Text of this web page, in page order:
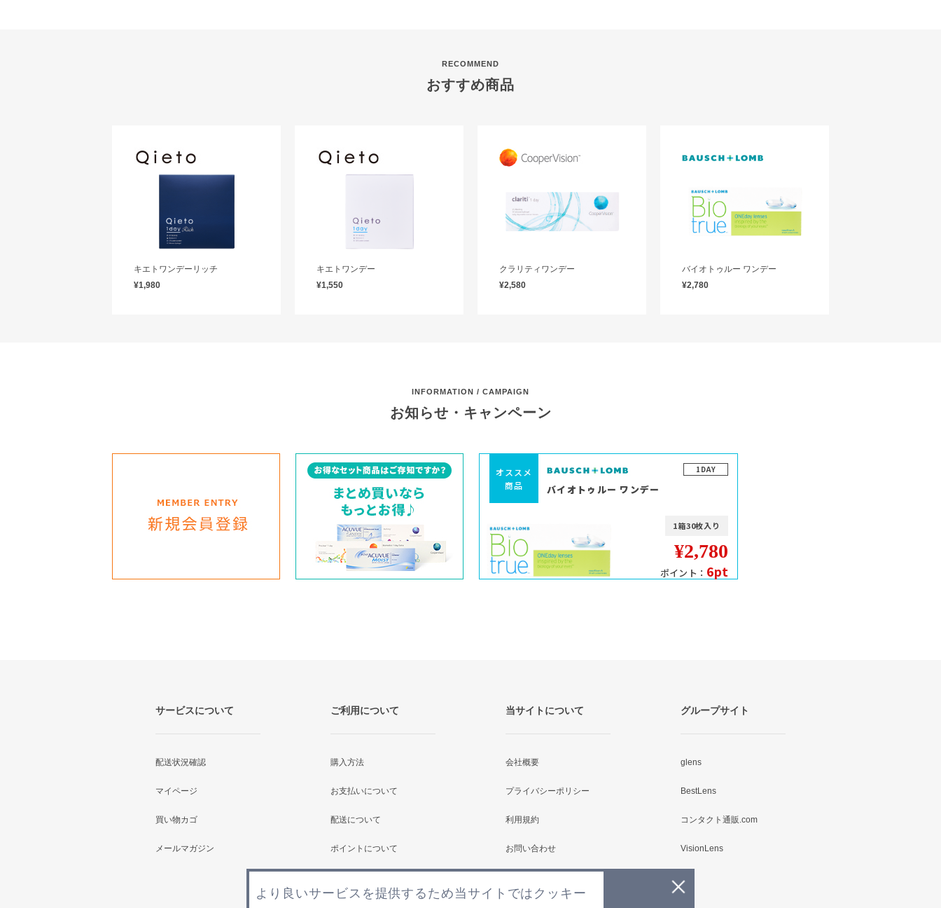
RECOMMEND
おすすめ商品
キエトワンデーリッチ
¥1,980
キエトワンデー
¥1,550
クラリティワンデー
¥2,580
バイオトゥルー ワンデー
¥2,780
INFORMATION / CAMPAIGN
お知らせ・キャンペーン
1DAY
オススメ
商品
バイオトゥルー ワンデー
1箱30枚入り
¥2,780
ポイント： 6pt
サービスについて
配送状況確認
マイページ
買い物カゴ
メールマガジン
ご利用について
購入方法
お支払いについて
配送について
ポイントについて
当サイトについて
会社概要
プライバシーポリシー
利用規約
お問い合わせ
グループサイト
glens
BestLens
コンタクト通販.com
VisionLens
より良いサービスを提供するため当サイトではクッキー